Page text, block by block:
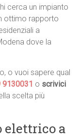
cerca un impianto
ottimo rapporto
a
dove la
o vuoi sapere qual
9130031 o scrivici
scelta più
elettrico a